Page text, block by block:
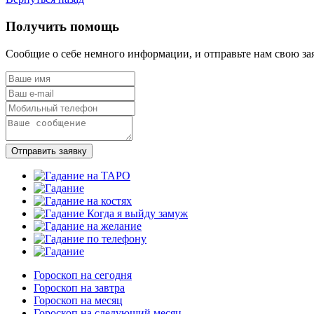
Получить помощь
Сообщие о себе немного информации, и отправьте нам свою
Отправить заявку
Гороскоп на сегодня
Гороскоп на завтра
Гороскоп на месяц